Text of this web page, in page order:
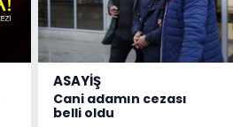
ASAYİŞ
Cani adamın cezası
belli oldu